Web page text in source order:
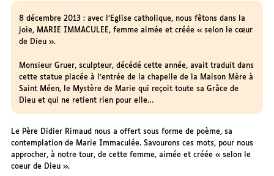
8 décembre 2013 : avec l’Eglise catholique, nous fêtons dans la
joie, MARIE IMMACULEE, femme aimée et créée « selon le cœur
de Dieu ».
Monsieur Gruer, sculpteur, décédé cette année, avait traduit dans
cette statue placée à l’entrée de la chapelle de la Maison Mère à
Saint Méen, le Mystère de Marie qui reçoit toute sa Grâce de
Dieu et qui ne retient rien pour elle…
Le Père Didier Rimaud nous a offert sous forme de poème, sa
contemplation de Marie Immaculée. Savourons ces mots, pour nous
approcher, à notre tour, de cette femme, aimée et créée « selon le
coeur de Dieu ».